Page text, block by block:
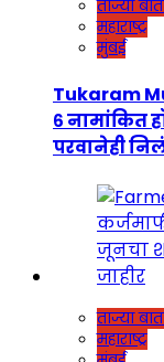
ताज्या
महाराष्ट्र
मुंबई
Tukaram
६ नामांकित
परवानेही
ताज्या
महाराष्ट्र